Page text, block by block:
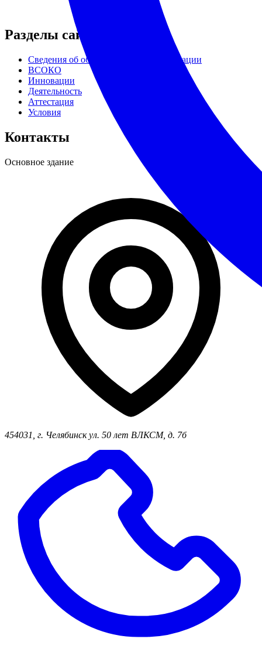
Разделы сайта
Сведения об образовательной организации
ВСОКО
Инновации
Деятельность
Аттестация
Условия
Контакты
Основное здание
454031, г. Челябинск ул. 50 лет ВЛКСМ, д. 7б